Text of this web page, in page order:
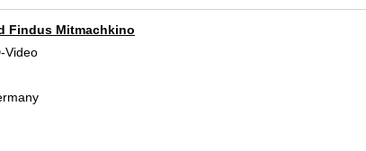
Findus Mitmachkino
Video